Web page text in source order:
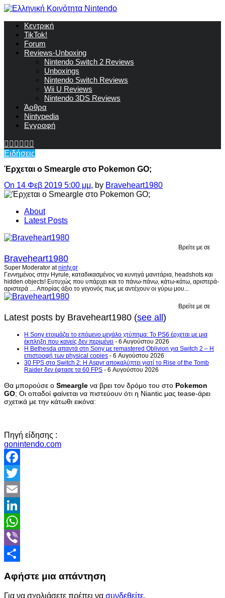
Κεντρική
TikTok!
Forum
Reviews-Unboxing
Nintendo Switch 2 Reviews
Unboxings
Nintendo Switch Reviews
Wii U Reviews
Nintendo 3DS Reviews
Άρθρα
Nintypedia
Εγγραφή
Ειδήσεις
Έρχεται ο Smeargle στο Pokemon GO;
On 14 Φεβ 2019 5:00 μμ, by Braveheart1980
About
Latest Posts
Βρείτε με σε
Braveheart1980
Super Moderator atninty.gr
Γεννημένος στην Hyrule, καταδικασμένος να κυνηγά μανιτάρια, headshots και
hidden objects! Ευτυχώς που υπάρχει και το πάνω-πάνω, κάτω-κάτω, αριστερά-
αριστερά .... Απορίας άξιο το γεγονός πως με αντέχουν οι γύρω μου...
Βρείτε με σε
Latest posts by Braveheart1980 (see all)
Η Sony ετοιμάζει το επόμενο μεγάλο χτύπημα: Το PS6 έρχεται με μια
έκπληξη που κανείς δεν περιμένει - 6 Αυγούστου 2026
Η Bethesda απαντά στη Sony με remastered Oblivion για Switch 2 – Η
επιστροφή των physical copies - 6 Αυγούστου 2026
30 FPS στο Switch 2: Η Aspyr αποκαλύπτει γιατί το Rise of the Tomb
Raider δεν έφτασε τα 60 FPS - 6 Αυγούστου 2026
Θα μπορούσε o Smeargle να βρει τον δρόμο του στο Pokemon
GO; Οι οπαδοί φαίνεται να πιστεύουν ότι η Niantic μας tease-άρει
σχετικά με την κάτωθι εικόνα:
Πηγή είδησης :
gonintendo.com
Facebook
Twitter
Email
LinkedIn
WhatsApp
Viber
Αφήστε μια απάντηση
Για να σχολιάσετε πρέπει να συνδεθείτε.